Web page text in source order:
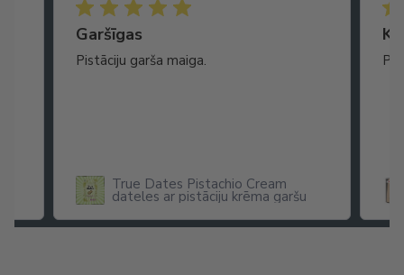
Garšīgas
Pistāciju garša maiga.
True Dates Pistachio Cream
dateles ar pistāciju krēma garšu